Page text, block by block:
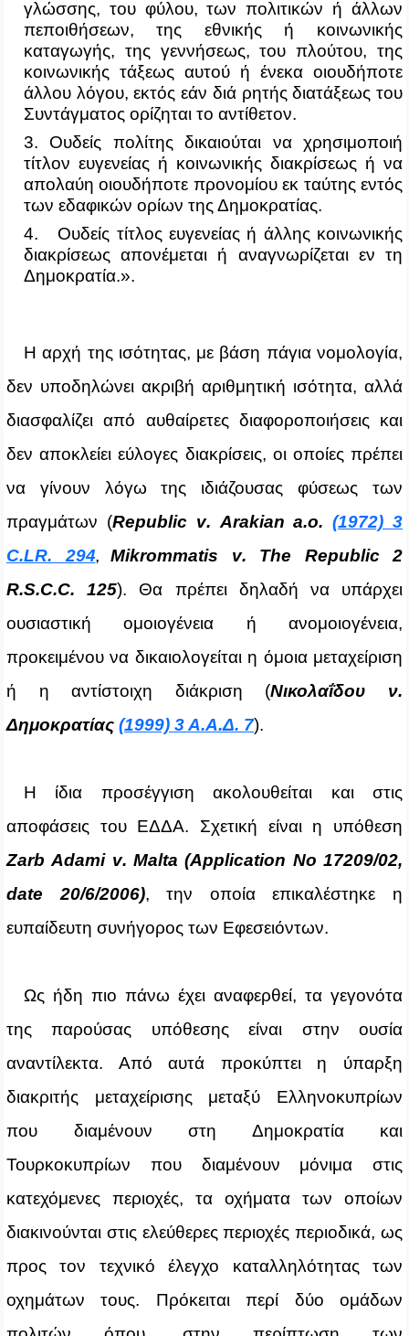
γλώσσης, του φύλου, των πολιτικών ή άλλων
πεποιθήσεων, της εθνικής ή κοινωνικής
καταγωγής, της γεννήσεως, του πλούτου, της
κοινωνικής τάξεως αυτού ή ένεκα οιουδήποτε
άλλου λόγου, εκτός εάν διά ρητής διατάξεως του
Συντάγματος ορίζηται το αντίθετον.
3. Ουδείς πολίτης δικαιούται να χρησιμοποιή
τίτλον ευγενείας ή κοινωνικής διακρίσεως ή να
απολαύη οιουδήποτε προνομίου εκ ταύτης εντός
των εδαφικών ορίων της Δημοκρατίας.
4.
Ουδείς τίτλος ευγενείας ή άλλης κοινωνικής
διακρίσεως απονέμεται ή αναγνωρίζεται εν τη
Δημοκρατία.».
Η αρχή της ισότητας, με βάση πάγια νομολογία,
δεν υποδηλώνει ακριβή αριθμητική ισότητα, αλλά
διασφαλίζει από αυθαίρετες διαφοροποιήσεις και
δεν αποκλείει εύλογες διακρίσεις, οι οποίες πρέπει
να γίνουν λόγω της ιδιάζουσας φύσεως των
πραγμάτων (Republic v. Arakian a.o.(1972) 3
C.LR. 294, Mikrommatis v. The Republic 2
R.S.C.C. 125). Θα πρέπει δηλαδή να υπάρχει
ουσιαστική ομοιογένεια ή ανομοιογένεια,
προκειμένου να δικαιολογείται η όμοια μεταχείριση
ή η αντίστοιχη διάκριση (Νικολαΐδου ν.
Δημοκρατίας (1999) 3 Α.Α.Δ. 7).
Η ίδια προσέγγιση ακολουθείται και στις
αποφάσεις του ΕΔΔΑ. Σχετική είναι η υπόθεση
Zarb Adami v.Malta (Application No 17209/02,
date 20/6/2006), την οποία επικαλέστηκε η
ευπαίδευτη συνήγορος των Εφεσειόντων.
Ως ήδη πιο πάνω έχει αναφερθεί, τα γεγονότα
της παρούσας υπόθεσης είναι στην ουσία
αναντίλεκτα. Από αυτά προκύπτει η ύπαρξη
διακριτής μεταχείρισης μεταξύ Ελληνοκυπρίων
που διαμένουν στη Δημοκρατία και
Τουρκοκυπρίων που διαμένουν μόνιμα στις
κατεχόμενες περιοχές, τα οχήματα των οποίων
διακινούνται στις ελεύθερες περιοχές περιοδικά, ως
προς τον τεχνικό έλεγχο καταλληλότητας των
οχημάτων τους. Πρόκειται περί δύο ομάδων